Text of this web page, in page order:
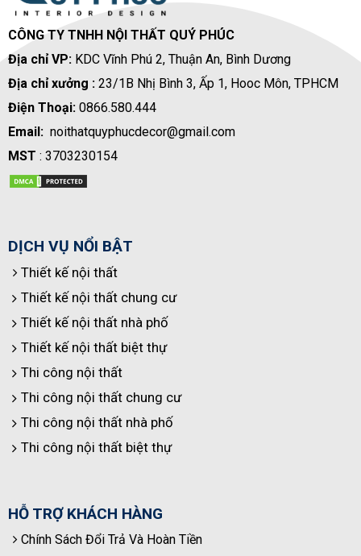
CÔNG TY TNHH NỘI THẤT QUÝ PHÚC
Địa chỉ VP: KDC Vĩnh Phú 2, Thuận An, Bình Dương
Địa chỉ xưởng :23/1B Nhị Bình 3, Ấp 1, Hooc Môn, TPHCM
Điện Thoại:0866.580.444
Email:noithatquyphucdecor@gmail.com
MST : 3703230154
DỊCH VỤ NỔI BẬT
Thiết kế nội thất
Thiết kế nội thất chung cư
Thiết kế nội thất nhà phố
Thiết kế nội thất biệt thự
Thi công nội thất
Thi công nội thất chung cư
Thi công nội thất nhà phố
Thi công nội thất biệt thự
HỖ TRỢ KHÁCH HÀNG
Chính Sách Đổi Trả Và Hoàn Tiền